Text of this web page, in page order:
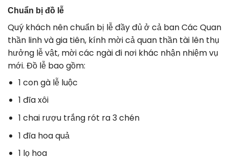
Chuẩn bị đồ lễ
Quý khách nên chuẩn bị lễ đầy đủ ở cả ban Các Quan
thần linh và gia tiên, kính mời cả quan thần tài lên thụ
hưởng lễ vật, mời các ngài đi nơi khác nhận nhiệm vụ
mới. Đồ lễ bao gồm:
1 con gà lễ luộc
1 đĩa xôi
1 chai rượu trắng rót ra 3 chén
1 đĩa hoa quả
1 lọ hoa